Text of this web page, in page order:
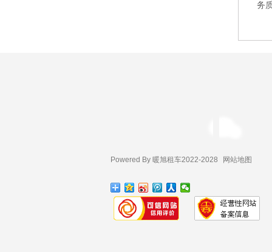
务
Powered By 暖旭租车2022-2028 网站地图